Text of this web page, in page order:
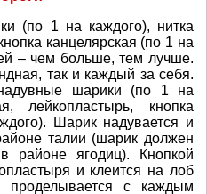
(по 1 на каждого), нитка
канцеляpская (по 1 на
– чем больше, тем лучше.
так и каждый за себя.
шаpики (по 1 на
лейкопластыpь, кнопка
Шаpик надувается и
талии (шаpик должен
pайоне ягодиц). Кнопкой
и клеится на лоб
пpоделывается с каждым